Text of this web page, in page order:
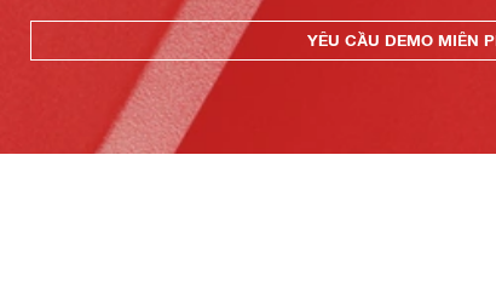
YÊU CẦU DEMO MIỄN